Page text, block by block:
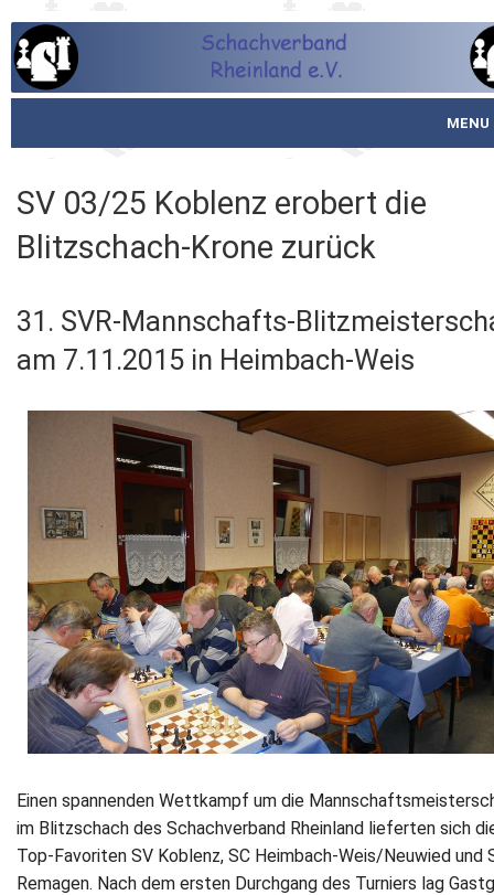
MENU
Schachjugend
Newsletter
Kontakt
Impressum
Datenschutz
SV 03/25 Koblenz erobert die
Blitzschach‐Krone zurück
31.
am 7.11.2015 in Heimbach‐Weis
Einen spannenden Wettkampf um die
im Blitzschach des Schachverband Rheinland lieferten sich
Top‐Favoriten SV Koblenz, SC Heimbach‐Weis/Neuwied und
Remagen. Nach dem ersten Durchgang des Turniers lag